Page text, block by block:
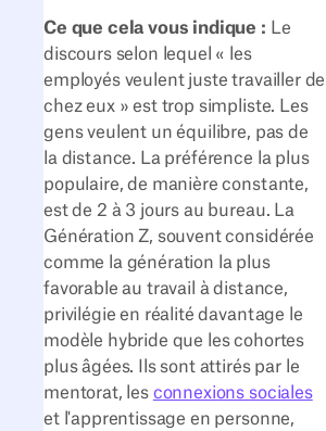
Ce que cela vous indique : Le
discours selon lequel « les
employés veulent juste travailler de
chez eux » est trop simpliste. Les
gens veulent un équilibre, pas de
la distance. La préférence la plus
populaire, de manière constante,
est de 2 à 3 jours au bureau. La
Génération Z, souvent considérée
comme la génération la plus
favorable au travail à distance,
privilégie en réalité davantage le
modèle hybride que les cohortes
plus âgées. Ils sont attirés par le
mentorat, les connexions sociales
et l'apprentissage en personne,